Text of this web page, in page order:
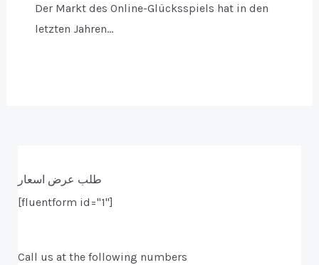
Der Markt des Online-Glücksspiels hat in den
letzten Jahren…
طلب عرض اسعار
[fluentform id="1"]
Call us at the following numbers